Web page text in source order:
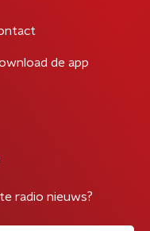
de app
radio nieuws?